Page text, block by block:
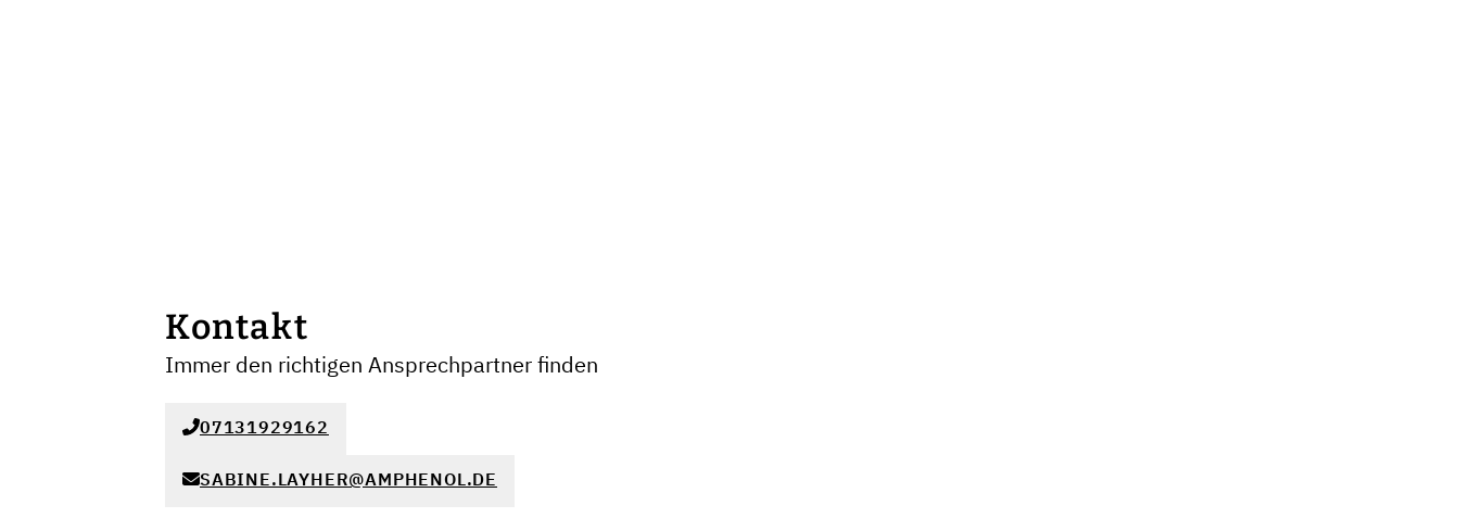
Kontakt
Immer den richtigen Ansprechpartner finden
07131929162
SABINE.LAYHER@AMPHENOL.DE